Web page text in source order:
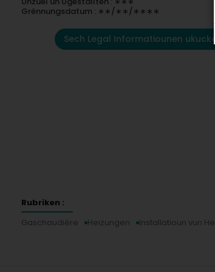
Grënnungsdatum : ∗∗/∗∗/∗∗∗∗
Sech Legal Informatiounen
Rubriken :
Gaschaudière
Heizungen Installatioun vun